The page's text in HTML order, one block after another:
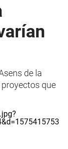
de la
que